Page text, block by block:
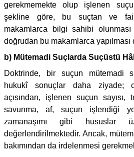
gerekmemekte olup işlenen
şekline göre, bu suçtan ve
makamlarca bilgi sahibi
doğrudan bu makamlarca yapılması
b) Mütemadi Suçlarda Suçüstü
Doktrinde, bir suçun mütemadi
hukukî sonuçlar daha ziyade;
açısından, işlenen suçun sayısı,
savunma, af, suçun işlendiği
zamanaşımı gibi hususlar
değerlendirilmektedir. Ancak,
bakımından da irdelenmesi